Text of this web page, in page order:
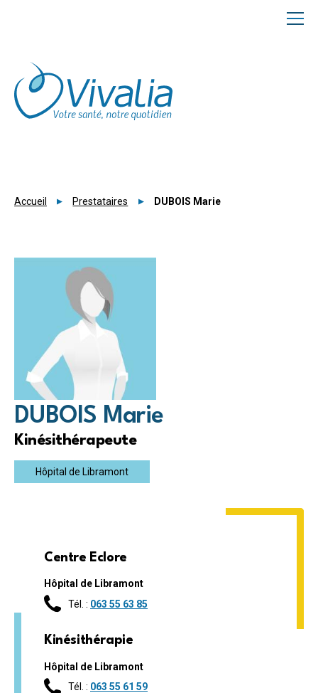
Accueil Prestataires DUBOIS Marie
DUBOIS Marie
Kinésithérapeute
Hôpital de Libramont
Centre Eclore
Hôpital de Libramont
Tél. : 063 55 63 85
Kinésithérapie
Hôpital de Libramont
Tél. : 063 55 61 59